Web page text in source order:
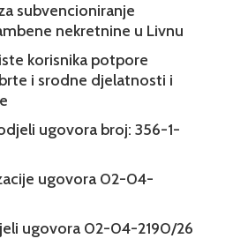
subvencioniranje
nekretnine u Livnu
korisnika potpore
i srodne djelatnosti i
ugovora broj: 356-1-
ugovora 02-04-
ugovora 02-04-2190/26